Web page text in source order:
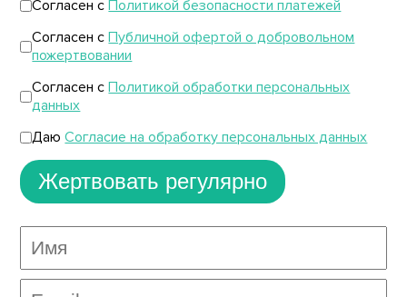
Согласен сПолитикой безопасности платежей
Согласен сПубличной офертой о добровольном
пожертвовании
Согласен сПолитикой обработки персональных
данных
ДаюСогласие на обработку персональных данных
Жертвовать регулярно